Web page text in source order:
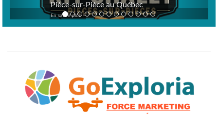
Pièce-sur-Pièce au Québec
En savoir plus >